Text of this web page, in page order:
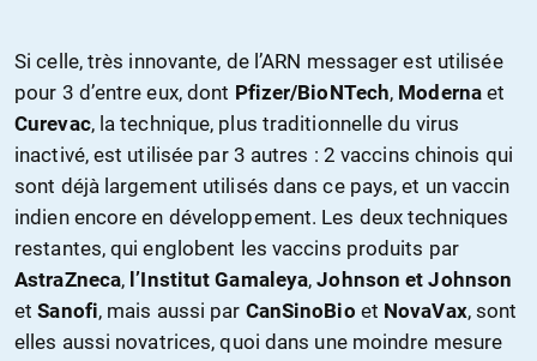
Si celle, très innovante, de l’ARN messager est utilisée
pour 3 d’entre eux, dont Pfizer/BioNTech, Modernaet
Curevac, la technique, plus traditionnelle du virus
inactivé, est utilisée par 3 autres : 2 vaccins chinois qui
sont déjà largement utilisés dans ce pays, et un vaccin
indien encore en développement. Les deux techniques
restantes, qui englobent les vaccins produits par
AstraZneca, l’Institut Gamaleya,Johnson et Johnson
etSanofi, mais aussi par CanSinoBio et NovaVax, sont
elles aussi novatrices, quoi dans une moindre mesure